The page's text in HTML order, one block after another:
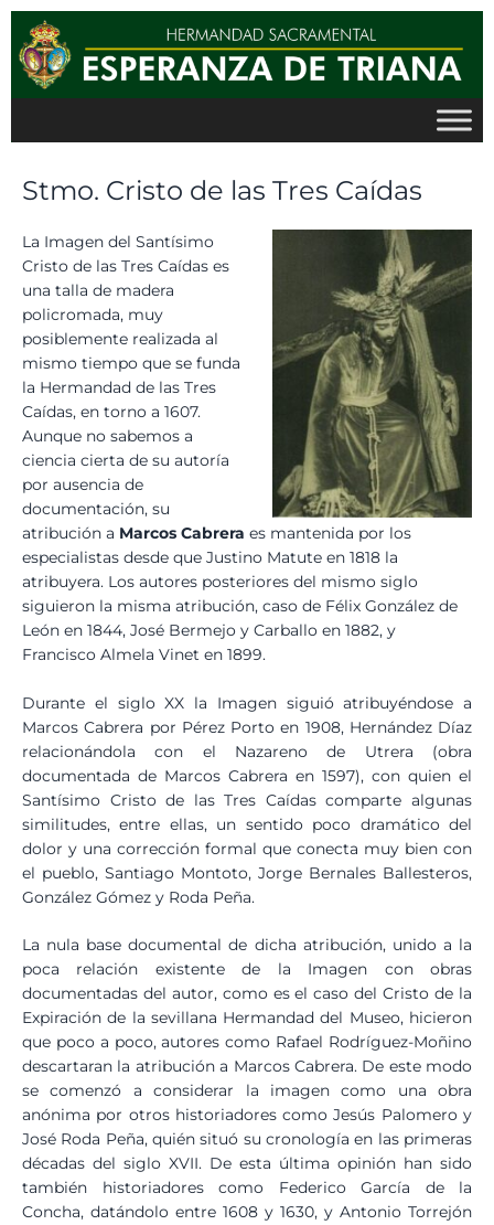
contenido
Stmo. Cristo de las Tres Caídas
La Imagen del Santísimo
Cristo de las Tres Caídas es
una talla de madera
policromada, muy
posiblemente realizada al
mismo tiempo que se funda
la Hermandad de las Tres
Caídas, en torno a 1607.
Aunque no sabemos a
ciencia cierta de su autoría
por ausencia de
documentación, su
atribución a Marcos Cabrera es mantenida por los
especialistas desde que Justino Matute en 1818 la
atribuyera. Los autores posteriores del mismo siglo
siguieron la misma atribución, caso de Félix González de
León en 1844, José Bermejo y Carballo en 1882, y
Francisco Almela Vinet en 1899.
Durante el siglo XX la Imagen siguió atribuyéndose a
Marcos Cabrera por Pérez Porto en 1908, Hernández Díaz
relacionándola con el Nazareno de Utrera (obra
documentada de Marcos Cabrera en 1597), con quien el
Santísimo Cristo de las Tres Caídas comparte algunas
similitudes, entre ellas, un sentido poco dramático del
dolor y una corrección formal que conecta muy bien con
el pueblo, Santiago Montoto, Jorge Bernales Ballesteros,
González Gómez y Roda Peña.
La nula base documental de dicha atribución, unido a la
poca relación existente de la Imagen con obras
documentadas del autor, como es el caso del Cristo de la
Expiración de la sevillana Hermandad del Museo, hicieron
que poco a poco, autores como Rafael Rodríguez-Moñino
descartaran la atribución a Marcos Cabrera. De este modo
se comenzó a considerar la imagen como una obra
anónima por otros historiadores como Jesús Palomero y
José Roda Peña, quién situó su cronología en las primeras
décadas del siglo XVII. De esta última opinión han sido
también historiadores como Federico García de la
Concha, datándolo entre 1608 y 1630, y Antonio Torrejón